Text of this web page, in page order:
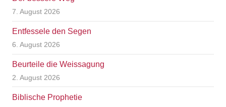
7. August 2026
Entfessele den Segen
6. August 2026
Beurteile die Weissagung
2. August 2026
Biblische Prophetie